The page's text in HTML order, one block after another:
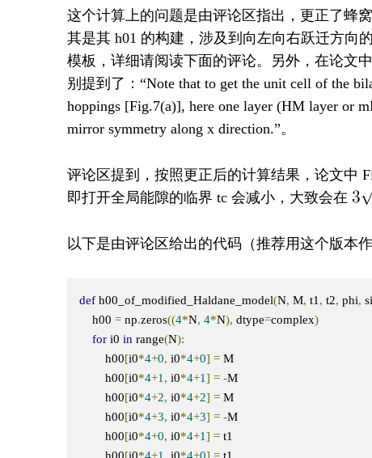
这个计算上的问题是由评论区指出，更正了蜂
其是其 h01 的构建，涉及到向左向右跃迁方向
模板，详细请阅读下面的评论。另外，在论文
别提到了：“Note that to get the unit cell of the
hoppings [Fig.7(a)], here one layer (HM layer or
mirror symmetry along x direction.”。
评论区提到，按照更正后的计算结果，论文中
即打开全局能隙的临界 tc 会减小，大致会在
以下是由评论区给出的代码（推荐用这个版本
def h00_of_modified_Haldane_model(N, M, t1 , t2, phi,
    h00
= np.zeros((4*N, 4*N), dtype=complex)
for i0 in range(N):
        h00
[i0*4+0, i0*4+0] = M
        h00
[i0*4+1 , i0*4+1] = -M
        h00
[i0*4+2, i0*4+2] = M
        h00
[i0*4+3, i0*4+3] = -M
        h00
[i0*4+0, i0*4+1] = t1
        h00
[i0*4+1 , i0*4+0] = t1